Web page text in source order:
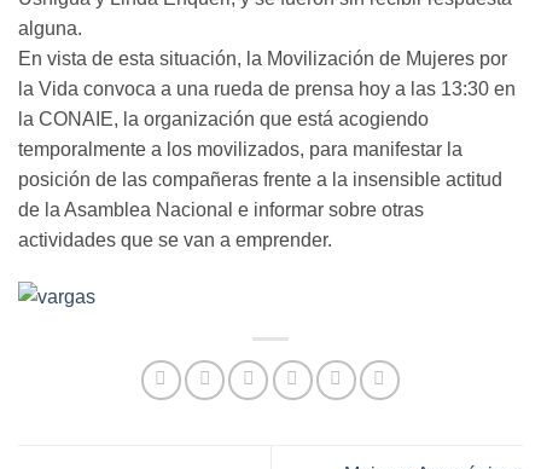
alguna.
En vista de esta situación, la Movilización de Mujeres por
la Vida convoca a una rueda de prensa hoy a las 13:30 en
la CONAIE, la organización que está acogiendo
temporalmente a los movilizados, para manifestar la
posición de las compañeras frente a la insensible actitud
de la Asamblea Nacional e informar sobre otras
actividades que se van a emprender.